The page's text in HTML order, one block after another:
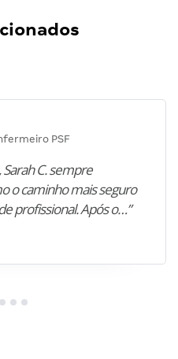
PSF
Sarah C. sempre
o caminho mais seguro
profissional. Após o…”